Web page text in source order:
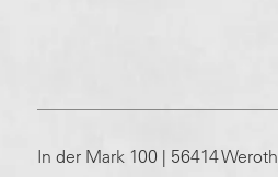
In der Mark 100 | 56414 Weroth